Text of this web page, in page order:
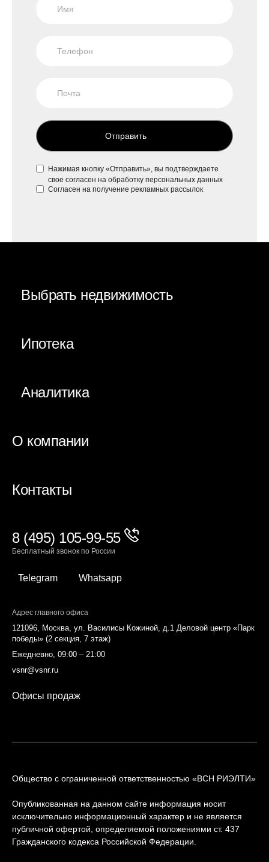
Отправить
Нажимая кнопку «Отправить», вы подтверждаете
свое согласен на обработку персональных данных
Согласен на получение рекламных рассылок
Выбрать недвижимость
Ипотека
Аналитика
О компании
Контакты
8 (495) 105-99-55
Бесплатный звонок по России
Telegram Whatsapp
Адрес главного офиса
121096, Москва, ул. Василисы Кожиной, д.1 Деловой центр «Парк
победы» (2 секция, 7 этаж)
Ежедневно, 09:00 – 21:00
vsnr@vsnr.ru
Офисы продаж
Общество с ограниченной ответственностью «ВСН РИЭЛТИ»
Опубликованная на данном сайте информация носит
исключительно информационный характер и не является
публичной офертой, определяемой положениями ст. 437
Гражданского кодекса Российской Федерации.